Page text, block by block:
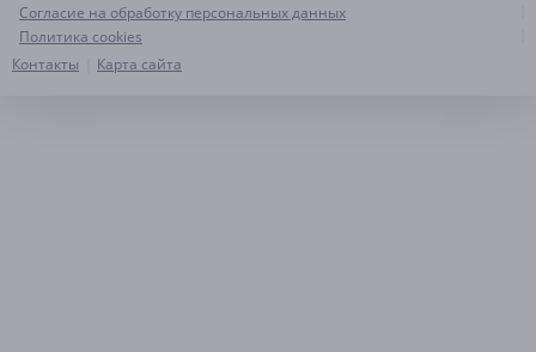
Согласие на обработку персональных данных
Политика cookies
Контакты
Карта сайта